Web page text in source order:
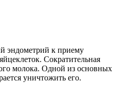
эндометрий к приему
Сократительная
молока. Одной из основных
уничтожить его.